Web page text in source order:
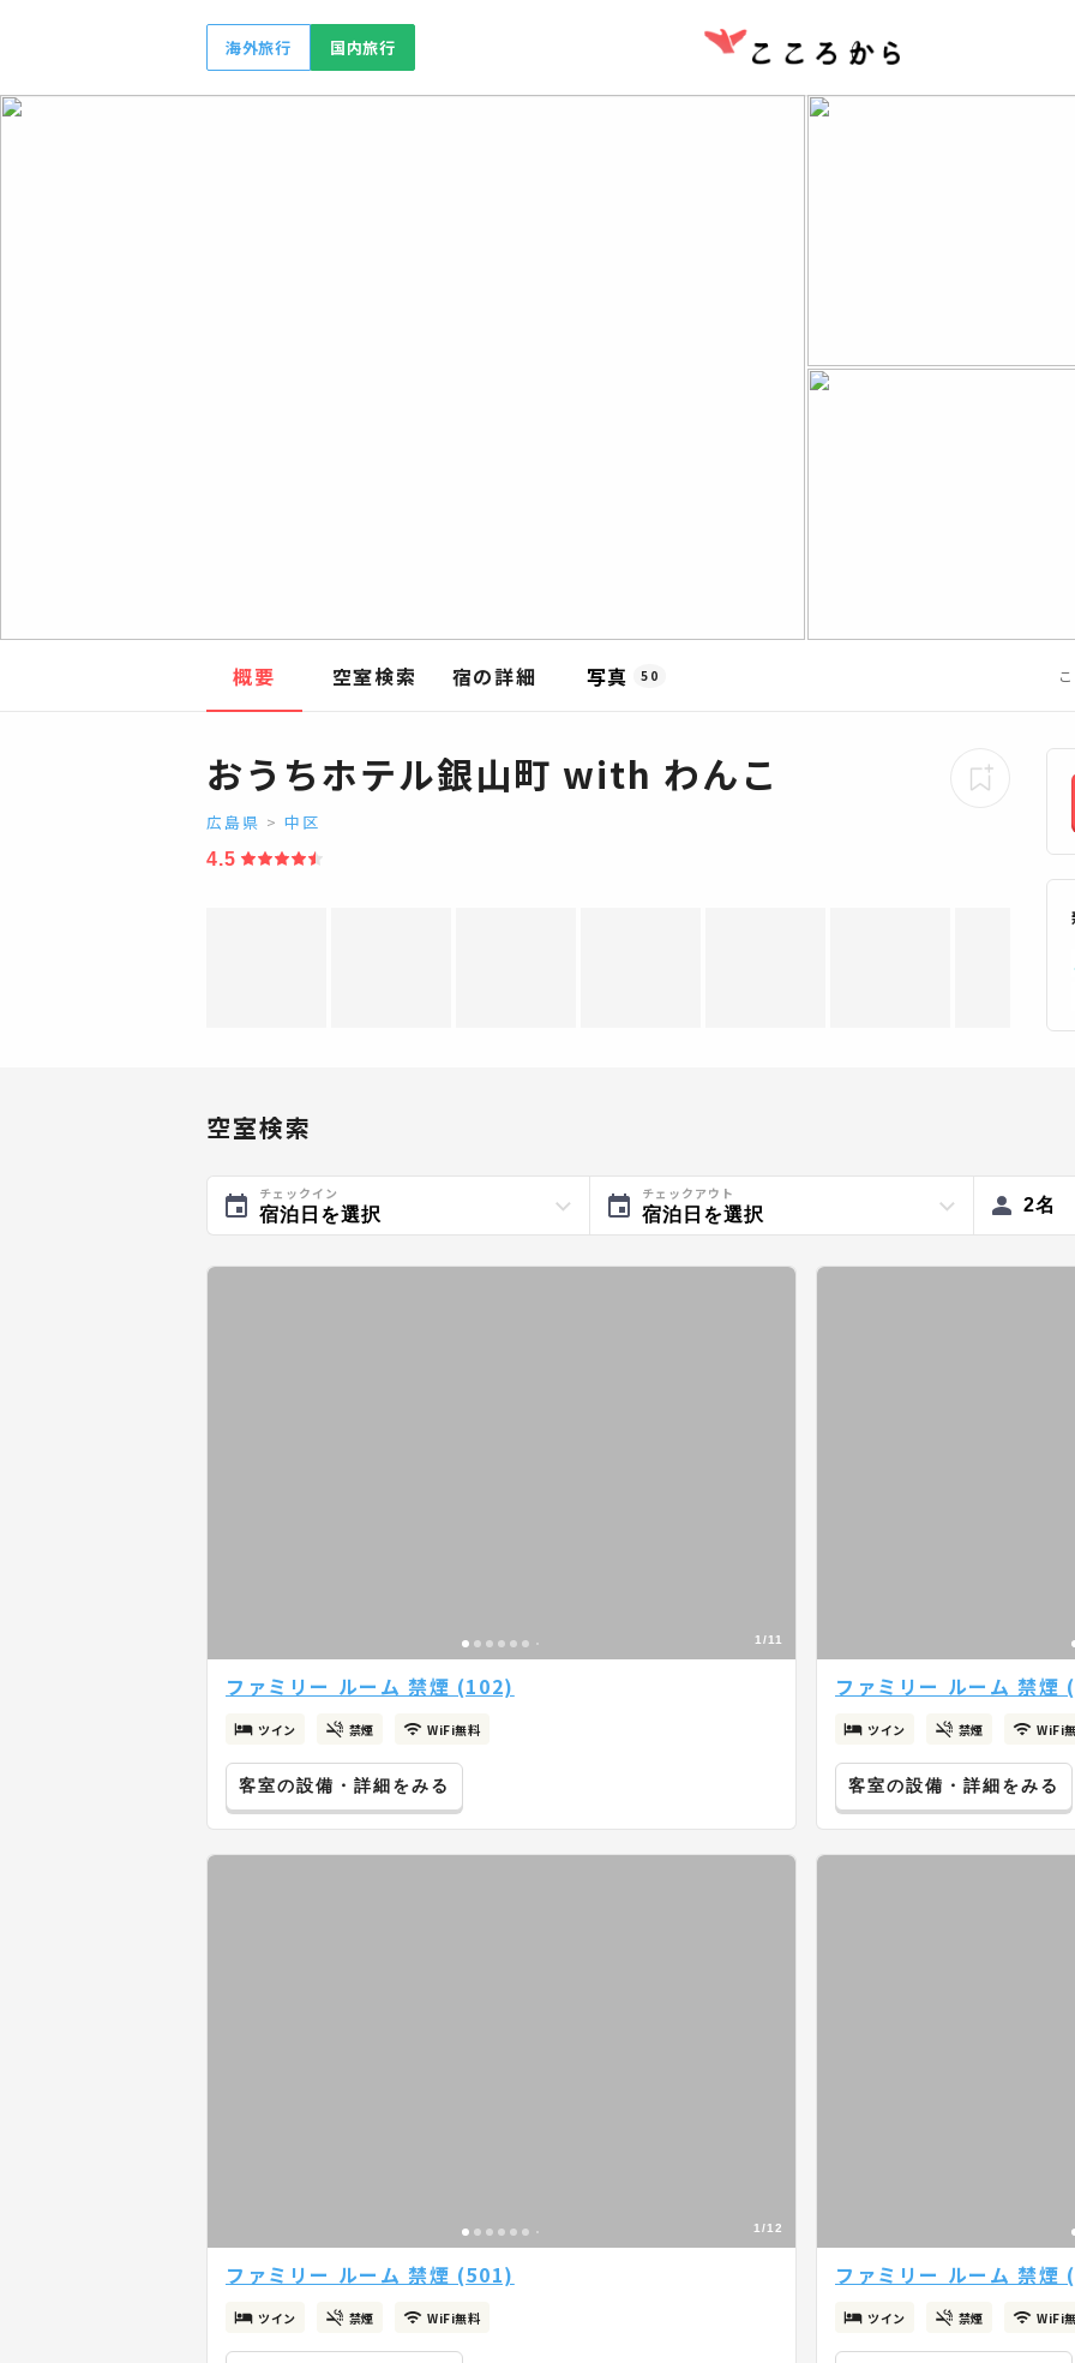
海外旅行 国内旅行
概要 空室検索 宿の詳細 写真 50
おうちホテル銀山町 with わんこ
広島県 > 中区
4.5
空室検索
チェックイン
宿泊日を選択
チェックアウト
宿泊日を選択 2名
1/11
ファミリー ルーム 禁煙 (102)
ツイン 禁煙 WiFi無料
客室の設備・詳細をみる
ファミリー ルーム 禁煙
ツイン 禁煙 WiFi
客室の設備・詳細をみる
1/12
ファミリー ルーム 禁煙 (501)
ツイン 禁煙 WiFi無料
ファミリー ルーム 禁煙
ツイン 禁煙 WiFi